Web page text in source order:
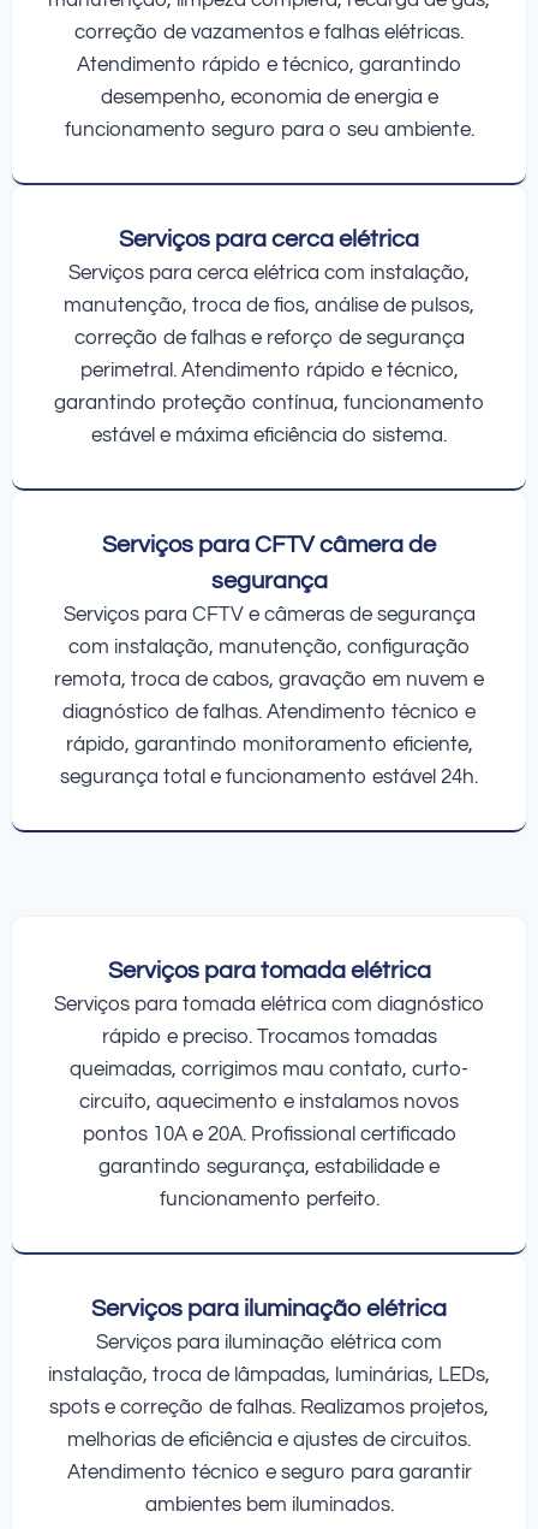
correção de vazamentos e falhas elétricas.
Atendimento rápido e técnico, garantindo
desempenho, economia de energia e
funcionamento seguro para o seu ambiente.
Serviços para cerca elétrica
Serviços para cerca elétrica com instalação,
manutenção, troca de fios, análise de pulsos,
correção de falhas e reforço de segurança
perimetral. Atendimento rápido e técnico,
garantindo proteção contínua, funcionamento
estável e máxima eficiência do sistema.
Serviços para CFTV câmera de
segurança
Serviços para CFTV e câmeras de segurança
com instalação, manutenção, configuração
remota, troca de cabos, gravação em nuvem e
diagnóstico de falhas. Atendimento técnico e
rápido, garantindo monitoramento eficiente,
segurança total e funcionamento estável 24h.
Serviços para tomada elétrica
Serviços para tomada elétrica com diagnóstico
rápido e preciso. Trocamos tomadas
queimadas, corrigimos mau contato, curto-
circuito, aquecimento e instalamos novos
pontos 10A e 20A. Profissional certificado
garantindo segurança, estabilidade e
funcionamento perfeito.
Serviços para iluminação elétrica
Serviços para iluminação elétrica com
instalação, troca de lâmpadas, luminárias, LEDs,
spots e correção de falhas. Realizamos projetos,
melhorias de eficiência e ajustes de circuitos.
Atendimento técnico e seguro para garantir
ambientes bem iluminados.